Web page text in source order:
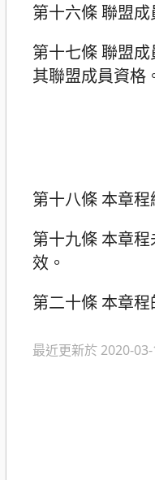
第十六條 聯盟
第十七條 聯盟
其聯盟成員資格
第十八條 本章
第十九條 本章
效。
第二十條 本章
最近更新於 2020-